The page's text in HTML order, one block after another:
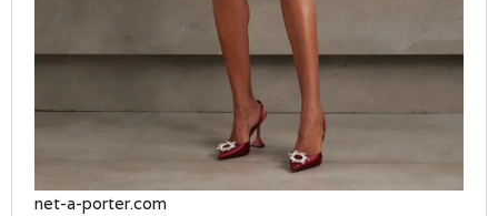
net-a-porter.com